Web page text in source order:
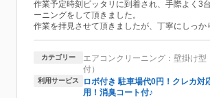
作業予定時刻ピッタリに到着され、手際よく3
ーニングをして頂きました。
作業を拝見させて頂きましたが、丁寧にしっか
回違う業者様にやってもらった時から始まった
本当にありがとうございました。
次もまたお願いしようと思います。
カテゴリー
エアコンクリーニング：壁掛け型
付）
利用サービス
ロボ付き 駐車場代0円！クレカ対
用！消臭コート付♪